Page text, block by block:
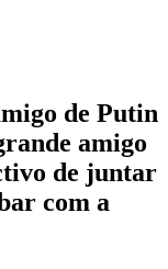
de Putin
amigo
de juntar
com a